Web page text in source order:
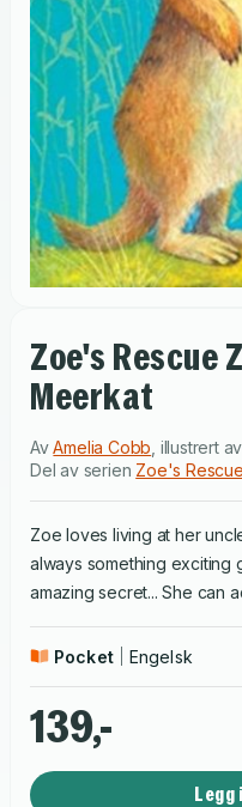
Zoe's Rescue
Meerkat
AvAmelia Cobb illustrert
Del av serien Zoe's
Zoe loves living at her
always something exciting
amazing secret... She can
baby brothers and sisters!
of trouble?
Pocket Engelsk
139,-
Legg